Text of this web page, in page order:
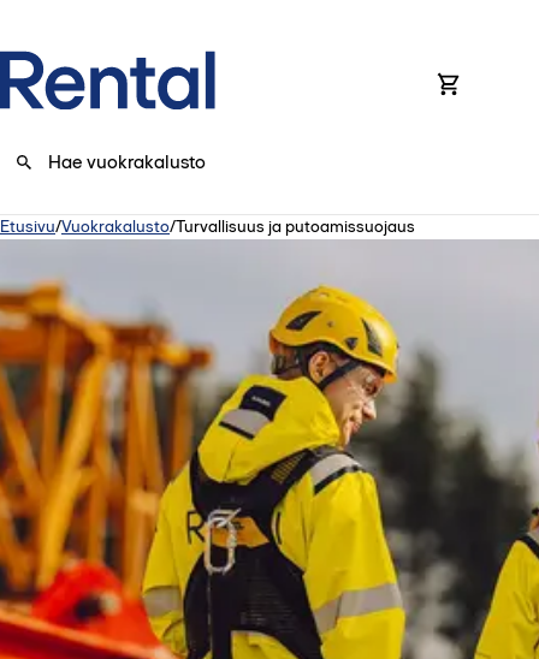
Etusivu/Vuokrakalusto/Turvallisuus ja putoamissuojaus